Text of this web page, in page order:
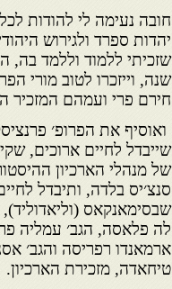
חובה נעימה לי להודות
יהדות ספרד ולגירוש
שזכיתי ללמוד וללמד בה,
שנה, וייזכרו לטוב מורי
חירם פרי ועמהם המזכיר
ואוסיף את הפרופ׳
שייבדל לחיים ארוכים,
של מנהלי הארכיון
סנצ׳יס בלדה, ותיבדל
שבסימאנקאס
לה פלאסה, הגב׳ עמליה
ארמאנדו רפריסה והגב׳
טיחאדה, מזכירת הארכיון.